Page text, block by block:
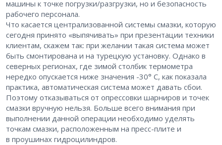
машины к точке погрузки/разгрузки, но и безопасность
рабочего персонала.
Что касается централизованной системы смазки, которую
сегодня принято «выпячивать» при презентации техники
клиентам, скажем так: при желании такая система может
быть смонтирована и на турецкую установку. Однако в
северных регионах, где зимой столбик термометра
нередко опускается ниже значения -30° С, как показала
практика, автоматическая система может давать сбои.
Поэтому отказываться от опрессовки шарниров и точек
смазки вручную нельзя. Больше всего внимания при
выполнении данной операции необходимо уделять
точкам смазки, расположенным на пресс-плите и
в проушинах гидроцилиндров.